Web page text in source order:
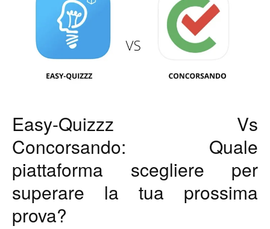
Easy-Quizzz Vs
Concorsando: Quale
piattaforma scegliere per
superare la tua prossima
prova?